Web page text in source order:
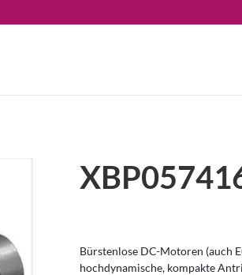
Bürstenlose DC-Motoren (auch
hochdynamische, kompakte